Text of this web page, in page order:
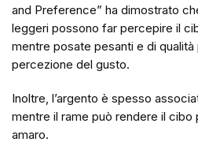
and Preference” ha dimostrato
leggeri possono far percepire il
mentre posate pesanti e di
percezione del gusto.
Inoltre, l’argento è spesso
mentre il rame può rendere il
amaro.